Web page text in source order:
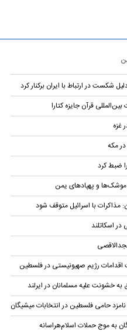
شکست در ارتباط با ایران برکنار کرد
قرآن جایزه کتارا
غزه
مکه
ضبط کرد
و پهپادهای یمن
مذاکرات با اسرائیل متوقف شود
اسکاتلند
خشونت علیه مسلمانان در ایرلند
حامی فلسطین در انتخابات میشیگان
به موج حملات اسلام‌هراسانه